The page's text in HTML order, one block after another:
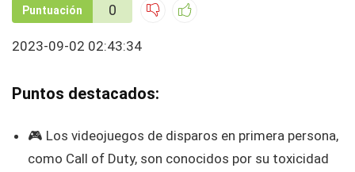
Puntuación 0
2023-09-02 02:43:34
Puntos destacados:
🎮 Los videojuegos de disparos en primera persona,
como Call of Duty, son conocidos por su toxicidad